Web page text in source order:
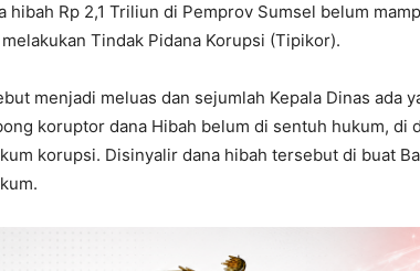
hibah Rp 2,1 Triliun di Pemprov Sumsel belum
Tindak Pidana Korupsi (Tipikor).
menjadi meluas dan sejumlah Kepala Dinas ada
koruptor dana Hibah belum di sentuh hukum, di
korupsi. Disinyalir dana hibah tersebut di buat